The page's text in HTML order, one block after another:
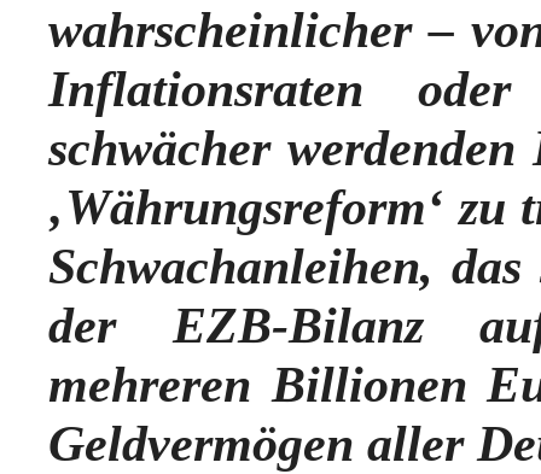
wahrscheinlicher –
Inflationsraten
schwächer
‚Währungsreform‘ zu
Schwachanleihen,
der EZB-Bilanz
mehreren Billionen
Geldvermögen aller